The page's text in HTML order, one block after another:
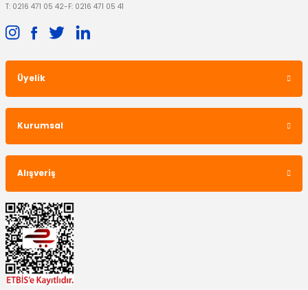
T: 0216 471 05 42-F: 0216 471 05 41
Üyelik
Kurumsal
Alışveriş